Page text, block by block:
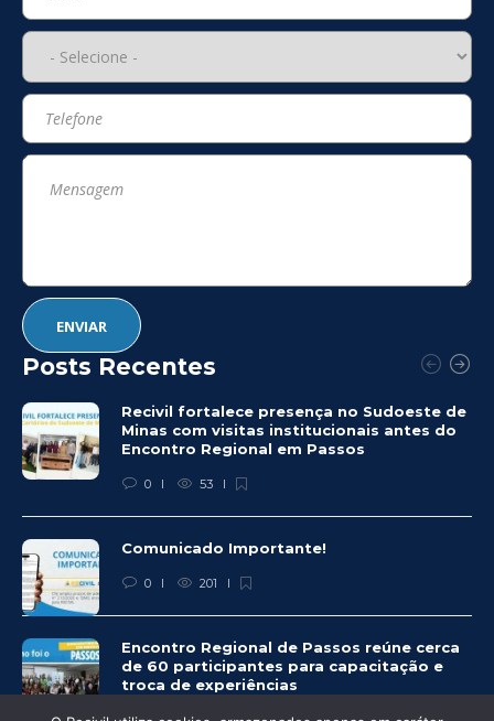
Posts Recentes
Recivil fortalece presença no Sudoeste de
Minas com visitas institucionais antes do
Encontro Regional em Passos
0 53
Comunicado Importante!
0 201
Encontro Regional de Passos reúne cerca
de 60 participantes para capacitação e
troca de experiências